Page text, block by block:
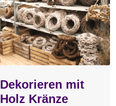
Dekorieren mit
Holz Kränze